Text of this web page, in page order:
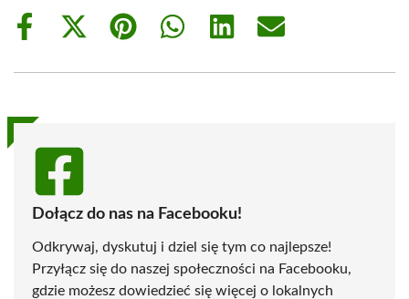
Share
Share
(Twitter)
Share
Share
Share
Share
Dołącz do nas na Facebooku!
Odkrywaj, dyskutuj i dziel się tym co najlepsze!
Przyłącz się do naszej społeczności na Facebooku,
gdzie możesz dowiedzieć się więcej o lokalnych